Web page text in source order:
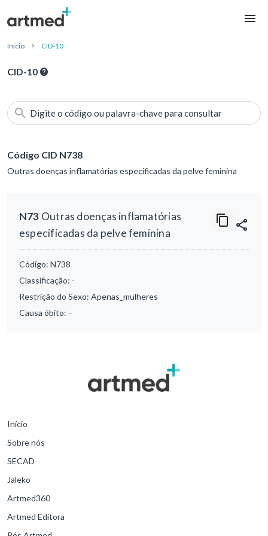
Início CID-10
CID-10
Digite o código ou palavra-chave para consultar
Código CID N738
Outras doenças inflamatórias especificadas da pelve feminina
N73 Outras doenças inflamatórias
especificadas da pelve feminina
Código: N738
Classificação: -
Restrição do Sexo: Apenas_mulheres
Causa óbito: -
Início
Sobre nós
SECAD
Jaleko
Artmed360
Artmed Editora